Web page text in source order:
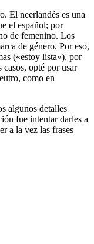
El neerlandés es una
el español; por
de femenino. Los
de género. Por eso,
(«estoy lista»), por
casos, opté por usar
como en
algunos detalles
fue intentar darles a
a la vez las frases